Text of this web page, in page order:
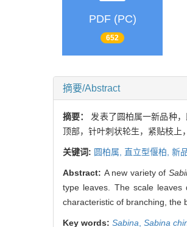
PDF (PC)
652
摘要/Abstract
摘要： 发表了圆柏属一新品种
顶部，针叶刺状轮生，紧贴枝上
关键词: 圆柏属, 直立型偃柏, 新
Abstract: A new variety of
type leaves. The scale
characteristic of branching, the
Key words: Sabina Sabina